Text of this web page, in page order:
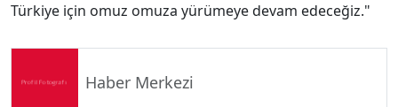
Türkiye için omuz omuza yürümeye devam edeceğiz."
Haber Merkezi